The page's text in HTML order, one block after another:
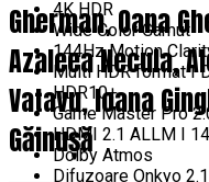
4K HDR
Wide Color Gamut
144Hz Motion
Multi HDR format I
HDR10+
Game Master Pro
HDMI 2.1 ALLM I
Dolby Atmos
Difuzoare Onkyo
Gherman, Oana
Azaleea Necula,
Vatavu, Ioana
Găinușă